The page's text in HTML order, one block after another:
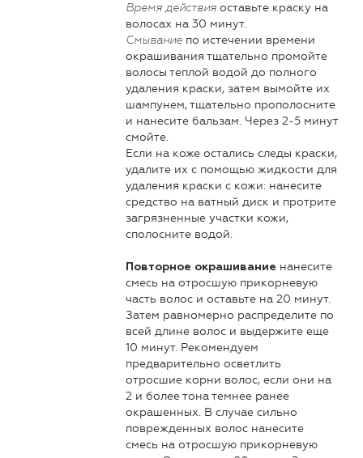
Время действия оставьте краску на
волосах на 30 минут.
Смывание по истечении времени
окрашивания тщательно промойте
волосы теплой водой до полного
удаления краски, затем вымойте их
шампунем, тщательно прополосните
и нанесите бальзам. Через 2-5 минут
смойте.
Если на коже остались следы краски,
удалите их с помощью жидкости для
удаления краски с кожи: нанесите
средство на ватный диск и протрите
загрязненные участки кожи,
сполосните водой.
Повторное окрашивание нанесите
смесь на отросшую прикорневую
часть волос и оставьте на 20 минут.
Затем равномерно распределите по
всей длине волос и выдержите еще
10 минут. Рекомендуем
предварительно осветлить
отросшие корни волос, если они на
2 и более тона темнее ранее
окрашенных. В случае сильно
поврежденных волос нанесите
смесь на отросшую прикорневую